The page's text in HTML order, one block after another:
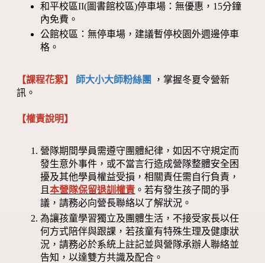
和平校區II(圖書館校區)停車場：無優惠，15分鐘
內免費。
公館校區：無停車場，建議暫停校園外週邊停車
格。
【課程花絮】 師大小大師粉絲團
，掌握冬夏令營新
訊。
【權責說明】
營隊期間學員需遵守團體紀律，如因不守規定而
發生意外事件，或不當言行造成營隊整體安全困
擾及其他學員權益受損，相關責任需自行負責，
且本營隊保留退訓權責 。若有發生孩子間的爭
議，請務必向營長聯絡以了解狀況。
為讓孩童學習獨立及團體生活，不接受家長以任
何方式陪伴與跟課，若孩童有特殊生理及健康狀
況，請務必於系統上註記並與營隊承辦人聯絡並
告知，以達雙方共識及配合。